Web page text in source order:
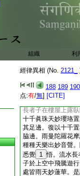
組織 利
經律異相 (No. 2121_
188 189 190
点:有/無] [CITE]
便入水。作如是言
昔時行菩薩道。作
界。臨命終時聞我
三十三天。復爲是
大震動。時十千魚
天已作是思惟。我
相謂言。我等先於
魚身。流水長 23
説十二因縁。并稱
令我等輩得生此天
長者子在樓屋上露
十千眞珠天妙瓔珞
其足邊。復以十千
脇邊。雨曼陀羅花
種種天樂出妙音聲
悉覺 1 悟。流水長
子於上空中飛騰遊
處皆雨天妙蓮華。